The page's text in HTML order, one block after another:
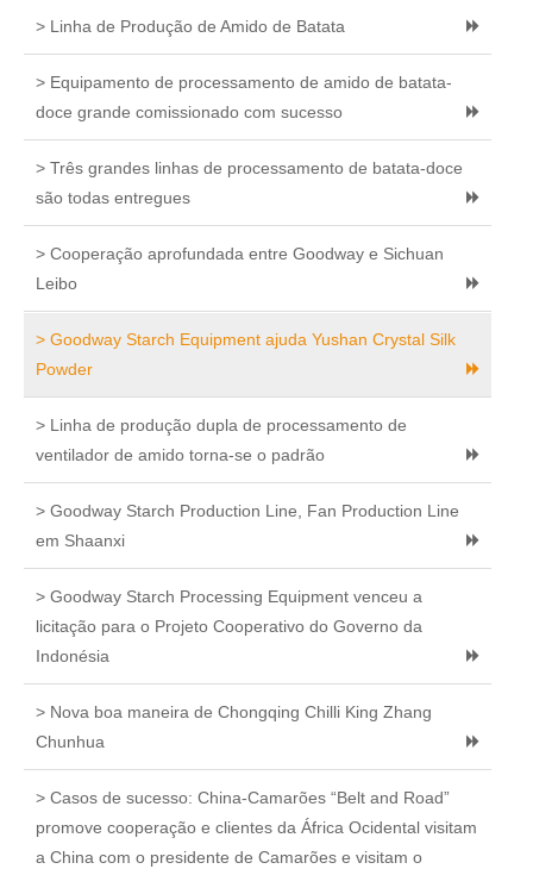
> Linha de Produção de Amido de Batata
> Equipamento de processamento de amido de batata-
doce grande comissionado com sucesso
> Três grandes linhas de processamento de batata-doce
são todas entregues
> Cooperação aprofundada entre Goodway e Sichuan
Leibo
> Goodway Starch Equipment ajuda Yushan Crystal Silk
Powder
> Linha de produção dupla de processamento de
ventilador de amido torna-se o padrão
> Goodway Starch Production Line, Fan Production Line
em Shaanxi
> Goodway Starch Processing Equipment venceu a
licitação para o Projeto Cooperativo do Governo da
Indonésia
> Nova boa maneira de Chongqing Chilli King Zhang
Chunhua
> Casos de sucesso: China-Camarões “Belt and Road”
promove cooperação e clientes da África Ocidental visitam
a China com o presidente de Camarões e visitam o